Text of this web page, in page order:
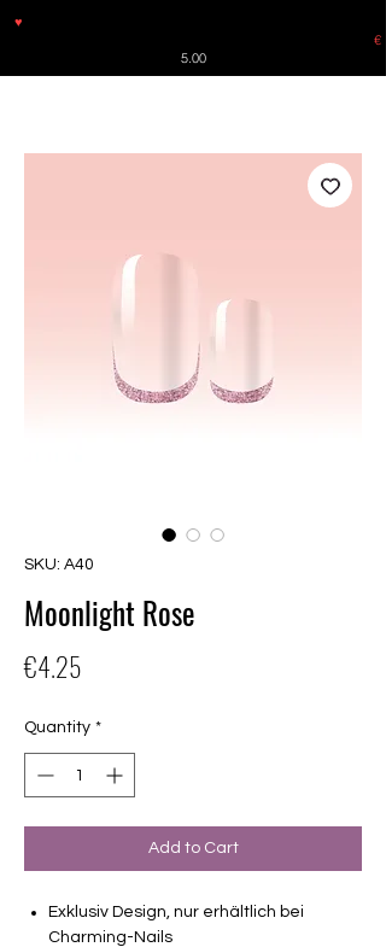
♥
€
5.00
SKU: A40
Moonlight Rose
€4.25
Quantity *
Add to Cart
Exklusiv Design, nur erhältlich bei
Charming-Nails